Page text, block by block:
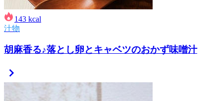
143 kcal
汁物
胡麻香る♪落とし卵とキャベツのおかず味噌汁